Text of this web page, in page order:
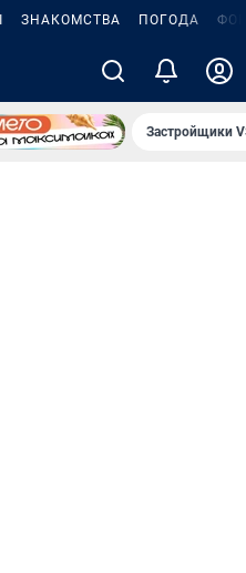
ЗНАКОМСТВА ПОГОДА
Застройщики